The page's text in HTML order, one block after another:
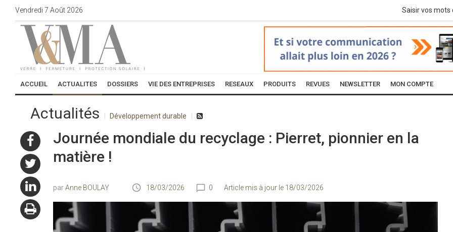
Vendredi 7 Août 2026
ACCUEIL ACTUALITES DOSSIERS VIE DES ENTREPRISES RESEAUX PRODUITS REVUES NEWSLETTER MON COMPTE
Actualités Développement durable
Journée mondiale du recyclage : Pierret, pionnier en la
matière !
Anne BOULAY 18/03/2026 0 Article mis à jour le 18/03/2026